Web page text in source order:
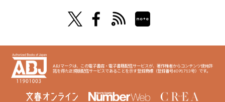
ABJマークは、この電子書店・電子書籍配信サービスが、著作権者からコンテンツ使用許
諾を得た正規版配信サービスであることを示す登録商標（登録番号6091713号）です。